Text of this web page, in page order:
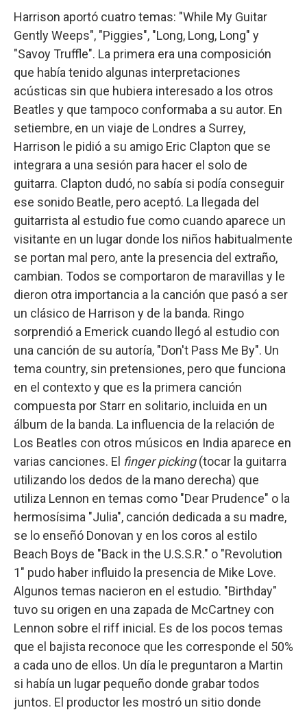
Harrison aportó cuatro temas: "While My Guitar
Gently Weeps", "Piggies", "Long, Long, Long" y
"Savoy Truffle". La primera era una composición
que había tenido algunas interpretaciones
acústicas sin que hubiera interesado a los otros
Beatles y que tampoco conformaba a su autor. En
setiembre, en un viaje de Londres a Surrey,
Harrison le pidió a su amigo Eric Clapton que se
integrara a una sesión para hacer el solo de
guitarra. Clapton dudó, no sabía si podía conseguir
ese sonido Beatle, pero aceptó. La llegada del
guitarrista al estudio fue como cuando aparece un
visitante en un lugar donde los niños habitualmente
se portan mal pero, ante la presencia del extraño,
cambian. Todos se comportaron de maravillas y le
dieron otra importancia a la canción que pasó a ser
un clásico de Harrison y de la banda. Ringo
sorprendió a Emerick cuando llegó al estudio con
una canción de su autoría, "Don't Pass Me By". Un
tema country, sin pretensiones, pero que funciona
en el contexto y que es la primera canción
compuesta por Starr en solitario, incluida en un
álbum de la banda. La influencia de la relación de
Los Beatles con otros músicos en India aparece en
varias canciones. El finger picking(tocar la guitarra
utilizando los dedos de la mano derecha) que
utiliza Lennon en temas como "Dear Prudence" o la
hermosísima "Julia", canción dedicada a su madre,
se lo enseñó Donovan y en los coros al estilo
Beach Boys de "Back in the U.S.S.R." o "Revolution
1" pudo haber influido la presencia de Mike Love.
Algunos temas nacieron en el estudio. "Birthday"
tuvo su origen en una zapada de McCartney con
Lennon sobre el riff inicial. Es de los pocos temas
que el bajista reconoce que les corresponde el 50%
a cada uno de ellos. Un día le preguntaron a Martin
si había un lugar pequeño donde grabar todos
juntos. El productor les mostró un sitio donde